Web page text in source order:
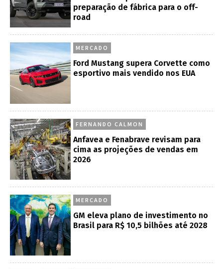
preparação de fábrica para o off-
road
MERCADO
Ford Mustang supera Corvette como
esportivo mais vendido nos EUA
FERNANDO CALMON
Anfavea e Fenabrave revisam para
cima as projeções de vendas em
2026
MERCADO
GM eleva plano de investimento no
Brasil para R$ 10,5 bilhões até 2028